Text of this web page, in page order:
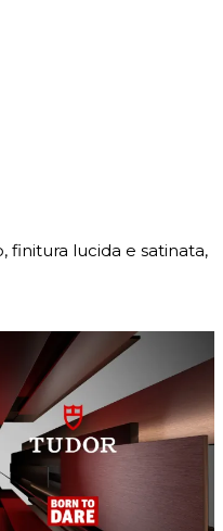
finitura lucida e satinata,